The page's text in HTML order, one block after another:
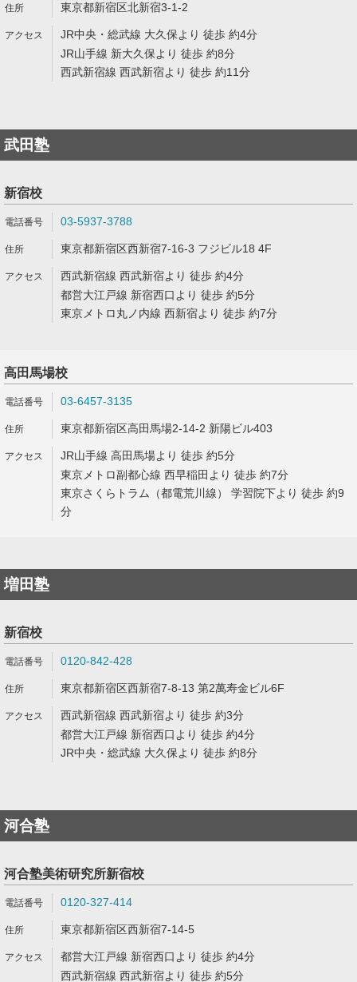
東京都新宿区北新宿3-1-2
JR中央・総武線 大久保より 徒歩 約4分
JR山手線 新大久保より 徒歩 約8分
西武新宿線 西武新宿より 徒歩 約11分
武田塾
新宿校
03-5937-3788
東京都新宿区西新宿7-16-3 フジビル18 4F
西武新宿線 西武新宿より 徒歩 約4分
都営大江戸線 新宿西口より 徒歩 約5分
東京メトロ丸ノ内線 西新宿より 徒歩 約7分
高田馬場校
03-6457-3135
東京都新宿区高田馬場2-14-2 新陽ビル403
JR山手線 高田馬場より 徒歩 約5分
東京メトロ副都心線 西早稲田より 徒歩 約7分
東京さくらトラム（都電荒川線） 学習院下より 徒歩 約9
分
増田塾
新宿校
0120-842-428
東京都新宿区西新宿7-8-13 第2萬寿金ビル6F
西武新宿線 西武新宿より 徒歩 約3分
都営大江戸線 新宿西口より 徒歩 約4分
JR中央・総武線 大久保より 徒歩 約8分
河合塾
河合塾美術研究所新宿校
0120-327-414
東京都新宿区西新宿7-14-5
都営大江戸線 新宿西口より 徒歩 約4分
西武新宿線 西武新宿より 徒歩 約5分